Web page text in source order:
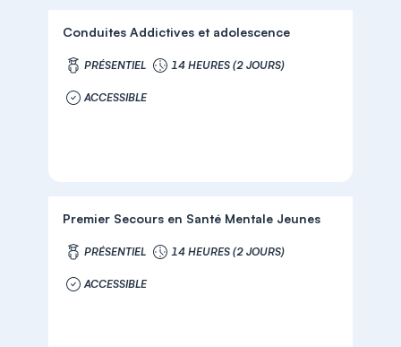
Conduites Addictives et adolescence
PRÉSENTIEL 14 HEURES (2 JOURS)
ACCESSIBLE
Premier Secours en Santé Mentale Jeunes
PRÉSENTIEL 14 HEURES (2 JOURS)
ACCESSIBLE